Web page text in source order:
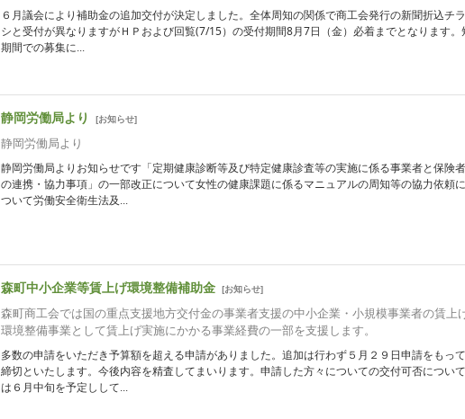
６月議会により補助金の追加交付が決定しました。全体周知の関係で商工会発行の新聞折込チラ
シと受付が異なりますがＨＰおよび回覧(7/15）の受付期間8月7日（金）必着までとなります。
期間での募集に...
静岡労働局より [お知らせ]
静岡労働局より
静岡労働局よりお知らせです「定期健康診断等及び特定健康診査等の実施に係る事業者と保険者
の連携・協力事項」の一部改正について女性の健康課題に係るマニュアルの周知等の協力依頼に
ついて労働安全衛生法及...
森町中小企業等賃上げ環境整備補助金 [お知らせ]
森町商工会では国の重点支援地方交付金の事業者支援の中小企業・小規模事業者の賃上
環境整備事業として賃上げ実施にかかる事業経費の一部を支援します。
多数の申請をいただき予算額を超える申請がありました。追加は行わず５月２９日申請をもって
締切といたします。今後内容を精査してまいります。申請した方々についての交付可否について
は６月中旬を予定しして...